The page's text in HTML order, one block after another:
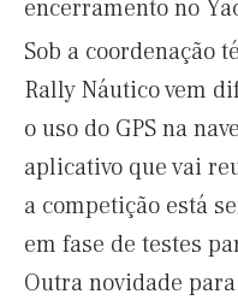
encerramento no
Sob a coordenação
Rally Náutico vem
o uso do GPS na
aplicativo que vai
a competição está
em fase de testes
Outra novidade